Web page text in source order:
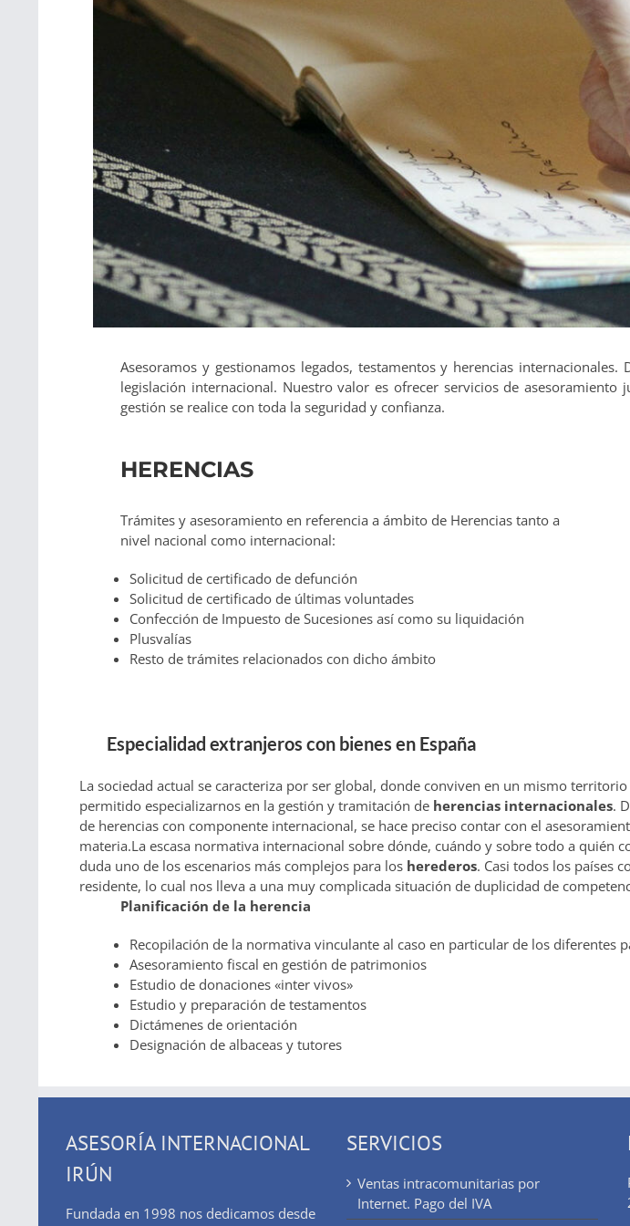
Asesoramos y gestionamos legados, testamentos y herencias
legislación internacional. Nuestro valor es ofrecer servicios de
gestión se realice con toda la seguridad y confianza.
HERENCIAS
Trámites y asesoramiento en referencia a ámbito de Herencias tanto a
nivel nacional como internacional:
Solicitud de certificado de defunción
Solicitud de certificado de últimas voluntades
Confección de Impuesto de Sucesiones así como su liquidación
Plusvalías
Resto de trámites relacionados con dicho ámbito
Especialidad extranjeros con bienes en España
La sociedad actual se caracteriza por ser global, donde conviven en un mismo
permitido especializarnos en la gestión y tramitación de herencias internacionales.
de herencias con componente internacional, se hace preciso contar con el
materia.La escasa normativa internacional sobre dónde, cuándo y sobre todo a quién
duda uno de los escenarios más complejos para los herederos. Casi todos los países
residente, lo cual nos lleva a una muy complicada situación de duplicidad de
Planificación de la herencia
Recopilación de la normativa vinculante al caso en particular de los diferentes
Asesoramiento fiscal en gestión de patrimonios
Estudio de donaciones «inter vivos»
Estudio y preparación de testamentos
Dictámenes de orientación
Designación de albaceas y tutores
ASESORÍA INTERNACIONAL
IRÚN
Fundada en 1998 nos dedicamos desde
SERVICIOS
Ventas intracomunitarias por
Internet. Pago del IVA